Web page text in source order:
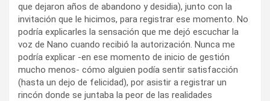
que dejaron años de abandono y desidia), junto con la
invitación que le hicimos, para registrar ese momento. No
podría explicarles la sensación que me dejó escuchar la
voz de Nano cuando recibió la autorización. Nunca me
podría explicar -en ese momento de inicio de gestión
mucho menos- cómo alguien podía sentir satisfacción
(hasta un dejo de felicidad), por asistir a registrar un
rincón donde se juntaba la peor de las realidades